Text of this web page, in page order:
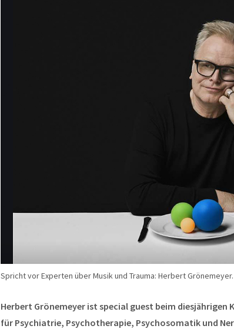
Spricht vor Experten über Musik und Trauma: Herbert
Herbert Grönemeyer ist special guest beim diesjährigen
für Psychiatrie, Psychotherapie, Psychosomatik und